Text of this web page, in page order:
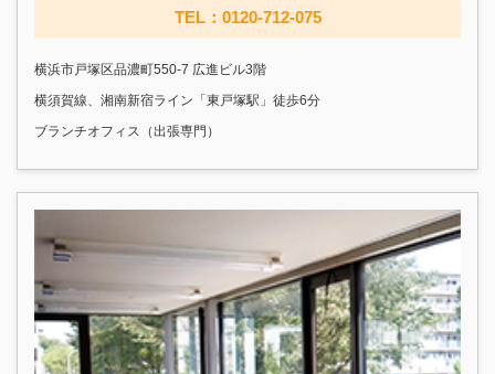
TEL：0120-712-075
横浜市戸塚区品濃町550-7 広進ビル3階
横須賀線、湘南新宿ライン「東戸塚駅」徒歩6分
ブランチオフィス（出張専門）